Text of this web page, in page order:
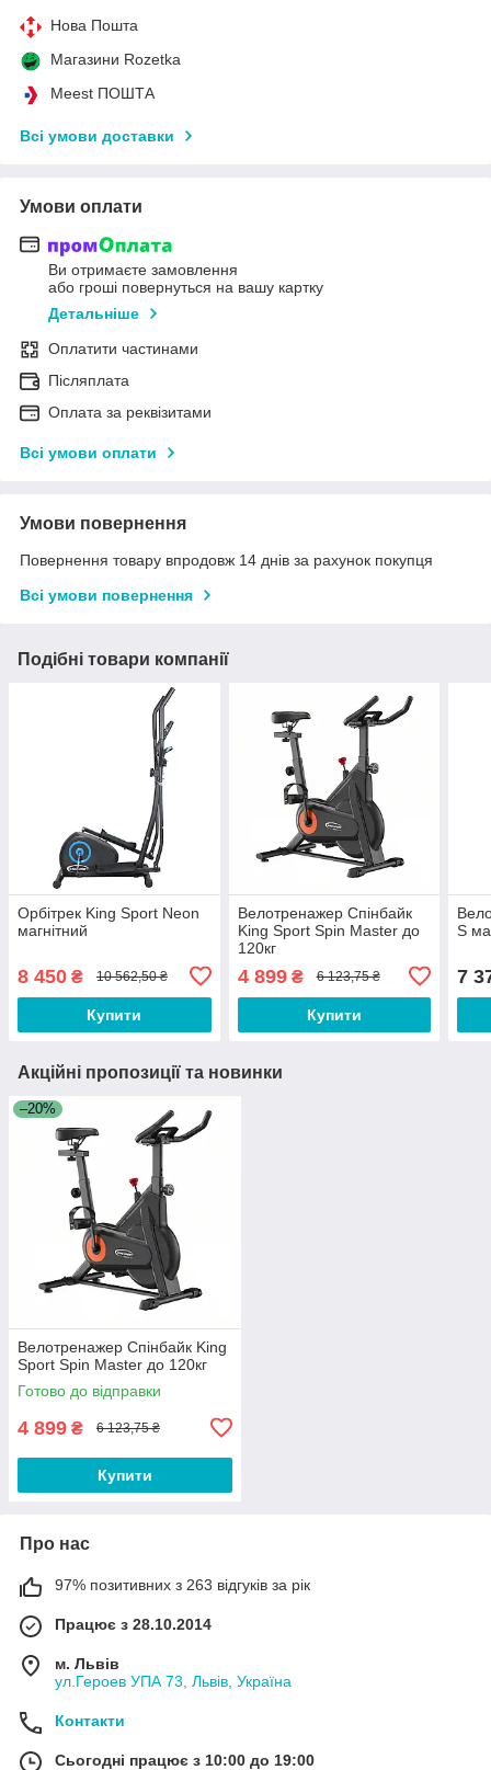
Нова Пошта
Магазини Rozetka
Meest ПОШТА
Всі умови доставки
Умови оплати
Ви отримаєте замовлення
або гроші повернуться на вашу картку
Детальніше
Оплатити частинами
Післяплата
Оплата за реквізитами
Всі умови оплати
Умови повернення
Повернення товару впродовж 14 днів за рахунок покупця
Всі умови повернення
Подібні товари компанії
Орбітрек King Sport Neon
магнітний
8 450 ₴ 10 562,50 ₴
Купити
Велотренажер Спінбайк
King Sport Spin Master до
120кг
4 899₴ 6 123,75 ₴
Купити
S
7
Акційні пропозиції та новинки
–20%
Велотренажер Спінбайк King
Sport Spin Master до 120кг
Готово до відправки
4 899 ₴ 6 123,75 ₴
Купити
Про нас
97% позитивних з 263 відгуків за рік
Працює з 28.10.2014
м. Львів
ул.Героев УПА 73, Львів, Україна
Контакти
Сьогодні працює з 10:00 до 19:00